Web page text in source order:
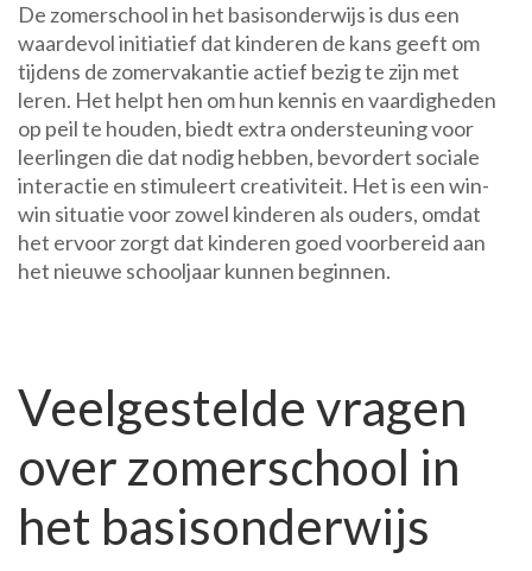
De zomerschool in het basisonderwijs is dus een
waardevol initiatief dat kinderen de kans geeft om
tijdens de zomervakantie actief bezig te zijn met
leren. Het helpt hen om hun kennis en vaardigheden
op peil te houden, biedt extra ondersteuning voor
leerlingen die dat nodig hebben, bevordert sociale
interactie en stimuleert creativiteit. Het is een win-
win situatie voor zowel kinderen als ouders, omdat
het ervoor zorgt dat kinderen goed voorbereid aan
het nieuwe schooljaar kunnen beginnen.
Veelgestelde vragen
over zomerschool in
het basisonderwijs